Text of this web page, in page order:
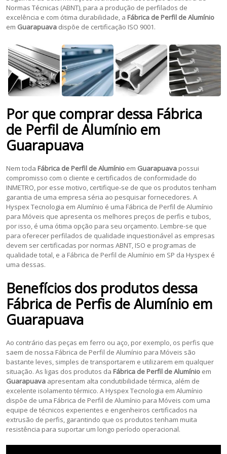
Normas Técnicas (ABNT), para a produção de perfilados de
excelência e com ótima durabilidade, a Fábrica de Perfil de Alumínio
em Guarapuava dispõe de certificação ISO 9001.
Por que comprar dessa Fábrica
de Perfil de Alumínio em
Guarapuava
Nem toda Fábrica de Perfil de Alumínio em Guarapuava possui
compromisso com o cliente e certificados de conformidade do
INMETRO, por esse motivo, certifique-se de que os produtos tenham
garantia de uma empresa séria ao pesquisar fornecedores. A
Hyspex Tecnologia em Alumínio é uma Fábrica de Perfil de Alumínio
para Móveis que apresenta os melhores preços de perfis e tubos,
por isso, é uma ótima opção para seu orçamento. Lembre-se que
para oferecer perfilados de qualidade inquestionável as empresas
devem ser certificadas por normas ABNT, ISO e programas de
qualidade total, e a Fábrica de Perfil de Alumínio em SP da Hyspex é
uma dessas.
Benefícios dos produtos dessa
Fábrica de Perfis de Alumínio em
Guarapuava
Ao contrário das peças em ferro ou aço, por exemplo, os perfis que
saem de nossa Fábrica de Perfil de Alumínio para Móveis são
bastante leves, simples de transportarem e utilizarem em qualquer
situação. As ligas dos produtos da Fábrica de Perfil de Alumínio em
Guarapuava apresentam alta condutibilidade térmica, além de
excelente isolamento térmico. A Hyspex Tecnologia em Alumínio
dispõe de uma Fábrica de Perfil de Alumínio para Móveis com uma
equipe de técnicos experientes e engenheiros certificados na
extrusão de perfis, garantindo que os produtos tenham muita
resistência para suportar um longo período operacional.